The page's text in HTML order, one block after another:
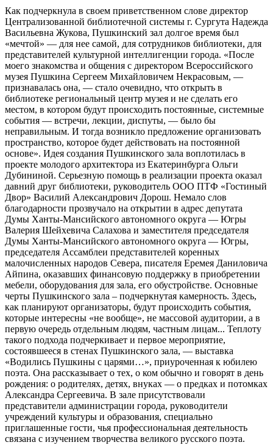
Как подчеркнула в своем приветственном слове директор
Централизованной библиотечной системы г. Сургута Надежда
Васильевна Жукова, Пушкинский зал долгое время был
«мечтой» — для нее самой, для сотрудников библиотеки, для
представителей культурной интеллигенции города. «После
моего знакомства и общения с директором Всероссийского
музея Пушкина Сергеем Михайловичем Некрасовым, —
признавалась она, — стало очевидно, что открыть в
библиотеке региональный центр музея и не сделать его
местом, в котором будут происходить постоянные, системные
события — встречи, лекции, диспуты, — было бы
неправильным. И тогда возникло предложение организовать
пространство, которое будет действовать на постоянной
основе». Идея создания Пушкинского зала воплотилась в
проекте молодого архитектора из Екатеринбурга Ольги
Дубининой. Серьезную помощь в реализации проекта оказал
давний друг библиотеки, руководитель ООО ПТФ «Гостиный
Двор» Василий Александрович Дорош. Немало слов
благодарности прозвучало на открытии в адрес депутата
Думы Ханты-Мансийского автономного округа — Югры
Валерия Шейхевича Салахова и заместителя председателя
Думы Ханты-Мансийского автономного округа — Югры,
председателя Ассамблеи представителей коренных
малочисленных народов Севера, писателя Еремея Даниловича
Айпина, оказавших финансовую поддержку в приобретении
мебели, оборудования для зала, его обустройстве. Основные
черты Пушкинского зала – подчеркнутая камерность. Здесь,
как планируют организаторы, будут происходить события,
которые интересны «не вообще», не массовой аудитории, а в
первую очередь отдельным людям, частным лицам... Теплоту
такого подхода подчеркивает и первое мероприятие,
состоявшееся в стенах Пушкинского зала, — выставка
«Водились Пушкины с царями…», приуроченная к юбилею
поэта. Она рассказывает о тех, о ком обычно и говорят в день
рождения: о родителях, детях, внуках — о предках и потомках
Александра Сергеевича. В зале присутствовали
представители администрации города, руководители
учреждений культуры и образования, специально
приглашенные гости, чья профессиональная деятельность
связана с изучением творчества великого русского поэта.